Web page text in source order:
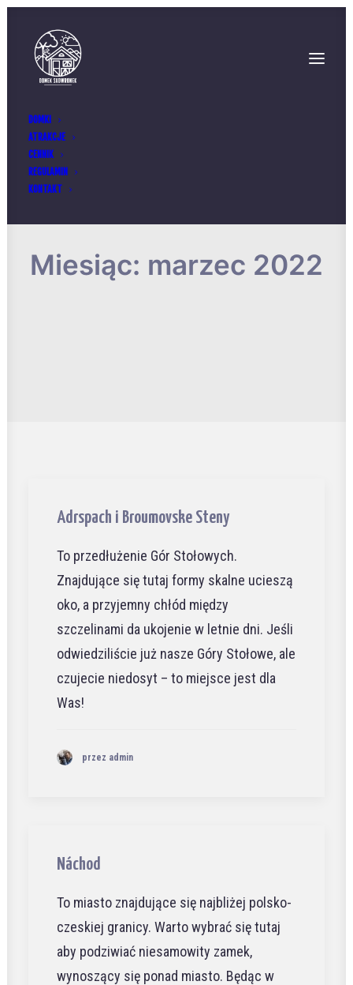
DOMKI
ATRAKCJE
CENNIK
REGULAMIN
KONTAKT
Miesiąc: marzec 2022
Adrspach i Broumovske Steny
To przedłużenie Gór Stołowych.
Znajdujące się tutaj formy skalne ucieszą
oko, a przyjemny chłód między
szczelinami da ukojenie w letnie dni. Jeśli
odwiedziliście już nasze Góry Stołowe, ale
czujecie niedosyt – to miejsce jest dla
Was!
przez admin
Náchod
To miasto znajdujące się najbliżej polsko-
czeskiej granicy. Warto wybrać się tutaj
aby podziwiać niesamowity zamek,
wynoszący się ponad miasto. Będąc w